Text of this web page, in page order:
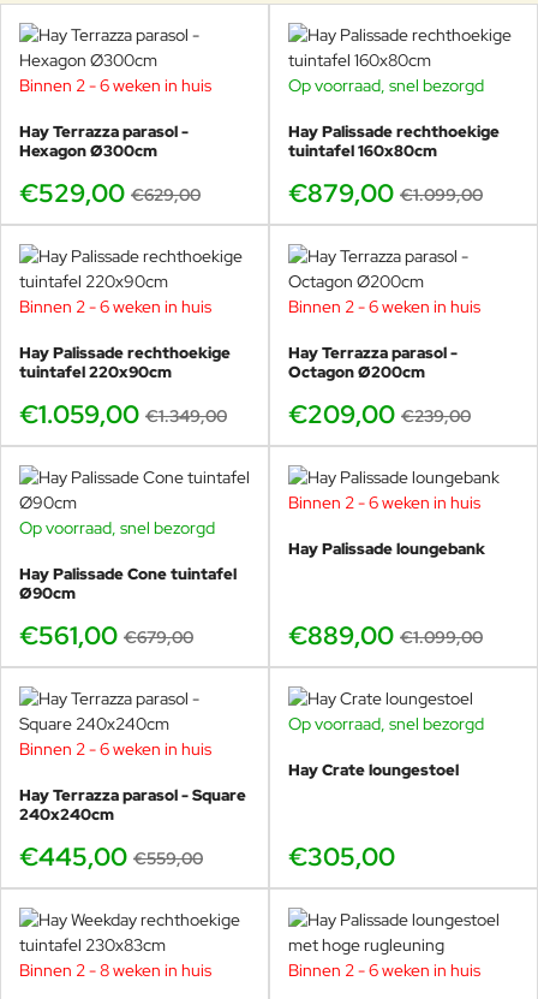
-16%
Binnen 2 - 6 weken in huis
Hay Terrazza parasol -
Hexagon Ø300cm
€529,00 €629,00
-20%
Op voorraad, snel bezorgd
Hay Palissade rechthoekige
tuintafel 160x80cm
€879,00 €1.099,00
-21%
Binnen 2 - 6 weken in huis
Hay Palissade rechthoekige
tuintafel 220x90cm
€1.059,00 €1.349,00
-13%
Binnen 2 - 6 weken in huis
Hay Terrazza parasol -
Octagon Ø200cm
€209,00 €239,00
-17%
Op voorraad, snel bezorgd
Hay Palissade Cone tuintafel
Ø90cm
€561,00 €679,00
-19%
Binnen 2 - 6 weken in huis
Hay Palissade loungebank
€889,00 €1.099,00
-20%
Binnen 2 - 6 weken in huis
Hay Terrazza parasol - Square
240x240cm
€445,00 €559,00
Op voorraad, snel bezorgd
Hay Crate loungestoel
€305,00
Binnen 2 - 8 weken in huis -15%
Binnen 2 - 6 weken in huis